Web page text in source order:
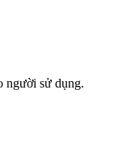
người sử dụng.